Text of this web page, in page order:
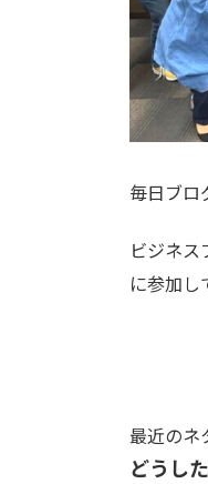
毎日ブロ
ビジネ
に参加し
最近のネ
どうし